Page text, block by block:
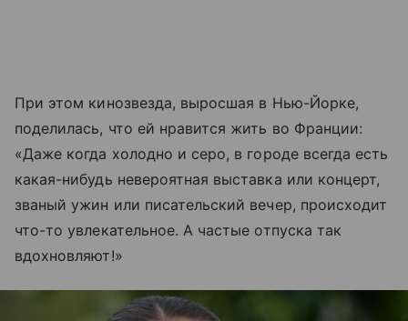
При этом кинозвезда, выросшая в Нью-Йорке,
поделилась, что ей нравится жить во Франции:
«Даже когда холодно и серо, в городе всегда есть
какая-нибудь невероятная выставка или концерт,
званый ужин или писательский вечер, происходит
что-то увлекательное. А частые отпуска так
вдохновляют!»